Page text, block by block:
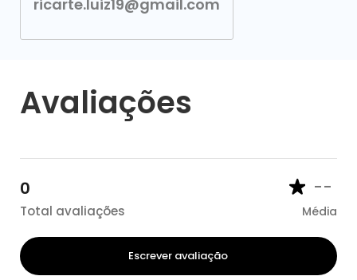
ricarte.luiz19@gmail.com
Avaliações
0
Total avaliações
--
Média
Escrever avaliação